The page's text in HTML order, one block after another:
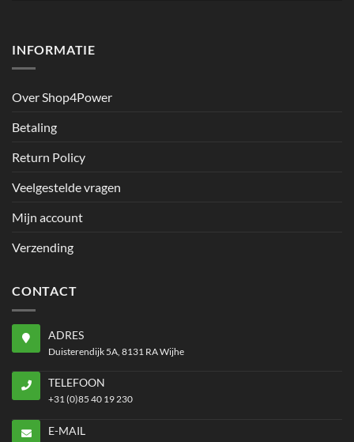
INFORMATIE
Over Shop4Power
Betaling
Return Policy
Veelgestelde vragen
Mijn account
Verzending
CONTACT
ADRES
Duisterendijk 5A, 8131 RA Wijhe
TELEFOON
+31 (0)85 40 19 230
E-MAIL